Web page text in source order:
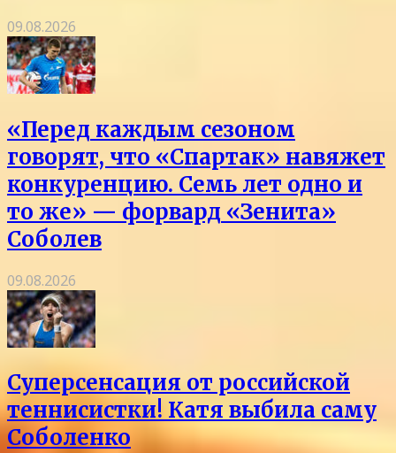
09.08.2026
«Перед каждым сезоном
говорят, что «Спартак» навяжет
конкуренцию. Семь лет одно и
то же» — форвард «Зенита»
Соболев
09.08.2026
Суперсенсация от российской
теннисистки! Катя выбила саму
Соболенко